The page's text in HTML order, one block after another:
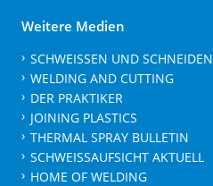
Weitere Medien
SCHWEISSEN UND SCHNEIDEN
WELDING AND CUTTING
DER PRAKTIKER
JOINING PLASTICS
THERMAL SPRAY BULLETIN
SCHWEISSAUFSICHT AKTUELL
HOME OF WELDING